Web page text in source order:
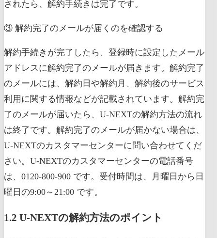
されたら、解約手続きは完了です。
③ 解約完了のメールが届くのを確認する
解約手続きが完了したら、登録時に設定したメール
アドレスに解約完了のメールが届きます。解約完了
のメールには、解約日や解約月、解約後のサービス
利用に関する情報などが記載されています。解約完
了のメールが届いたら、U-NEXTの解約方法の流れ
は終了です。解約完了のメールが届かない場合は、
U-NEXTのカスタマーセンターに問い合わせてくだ
さい。U-NEXTのカスタマーセンターの電話番号
は、0120-800-900 です。受付時間は、月曜日から日
曜日の9:00～21:00 です。
1.2 U-NEXTの解約方法のポイント